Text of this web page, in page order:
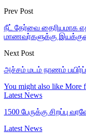
Prev Post
நீட் தேர்வை தைரியமாக
மாணவர்களுக்கு
Next Post
அச்சம் மடம் நாணம்
You might also like More
Latest News
1500 பேருக்கு சிறப்பு
Latest News